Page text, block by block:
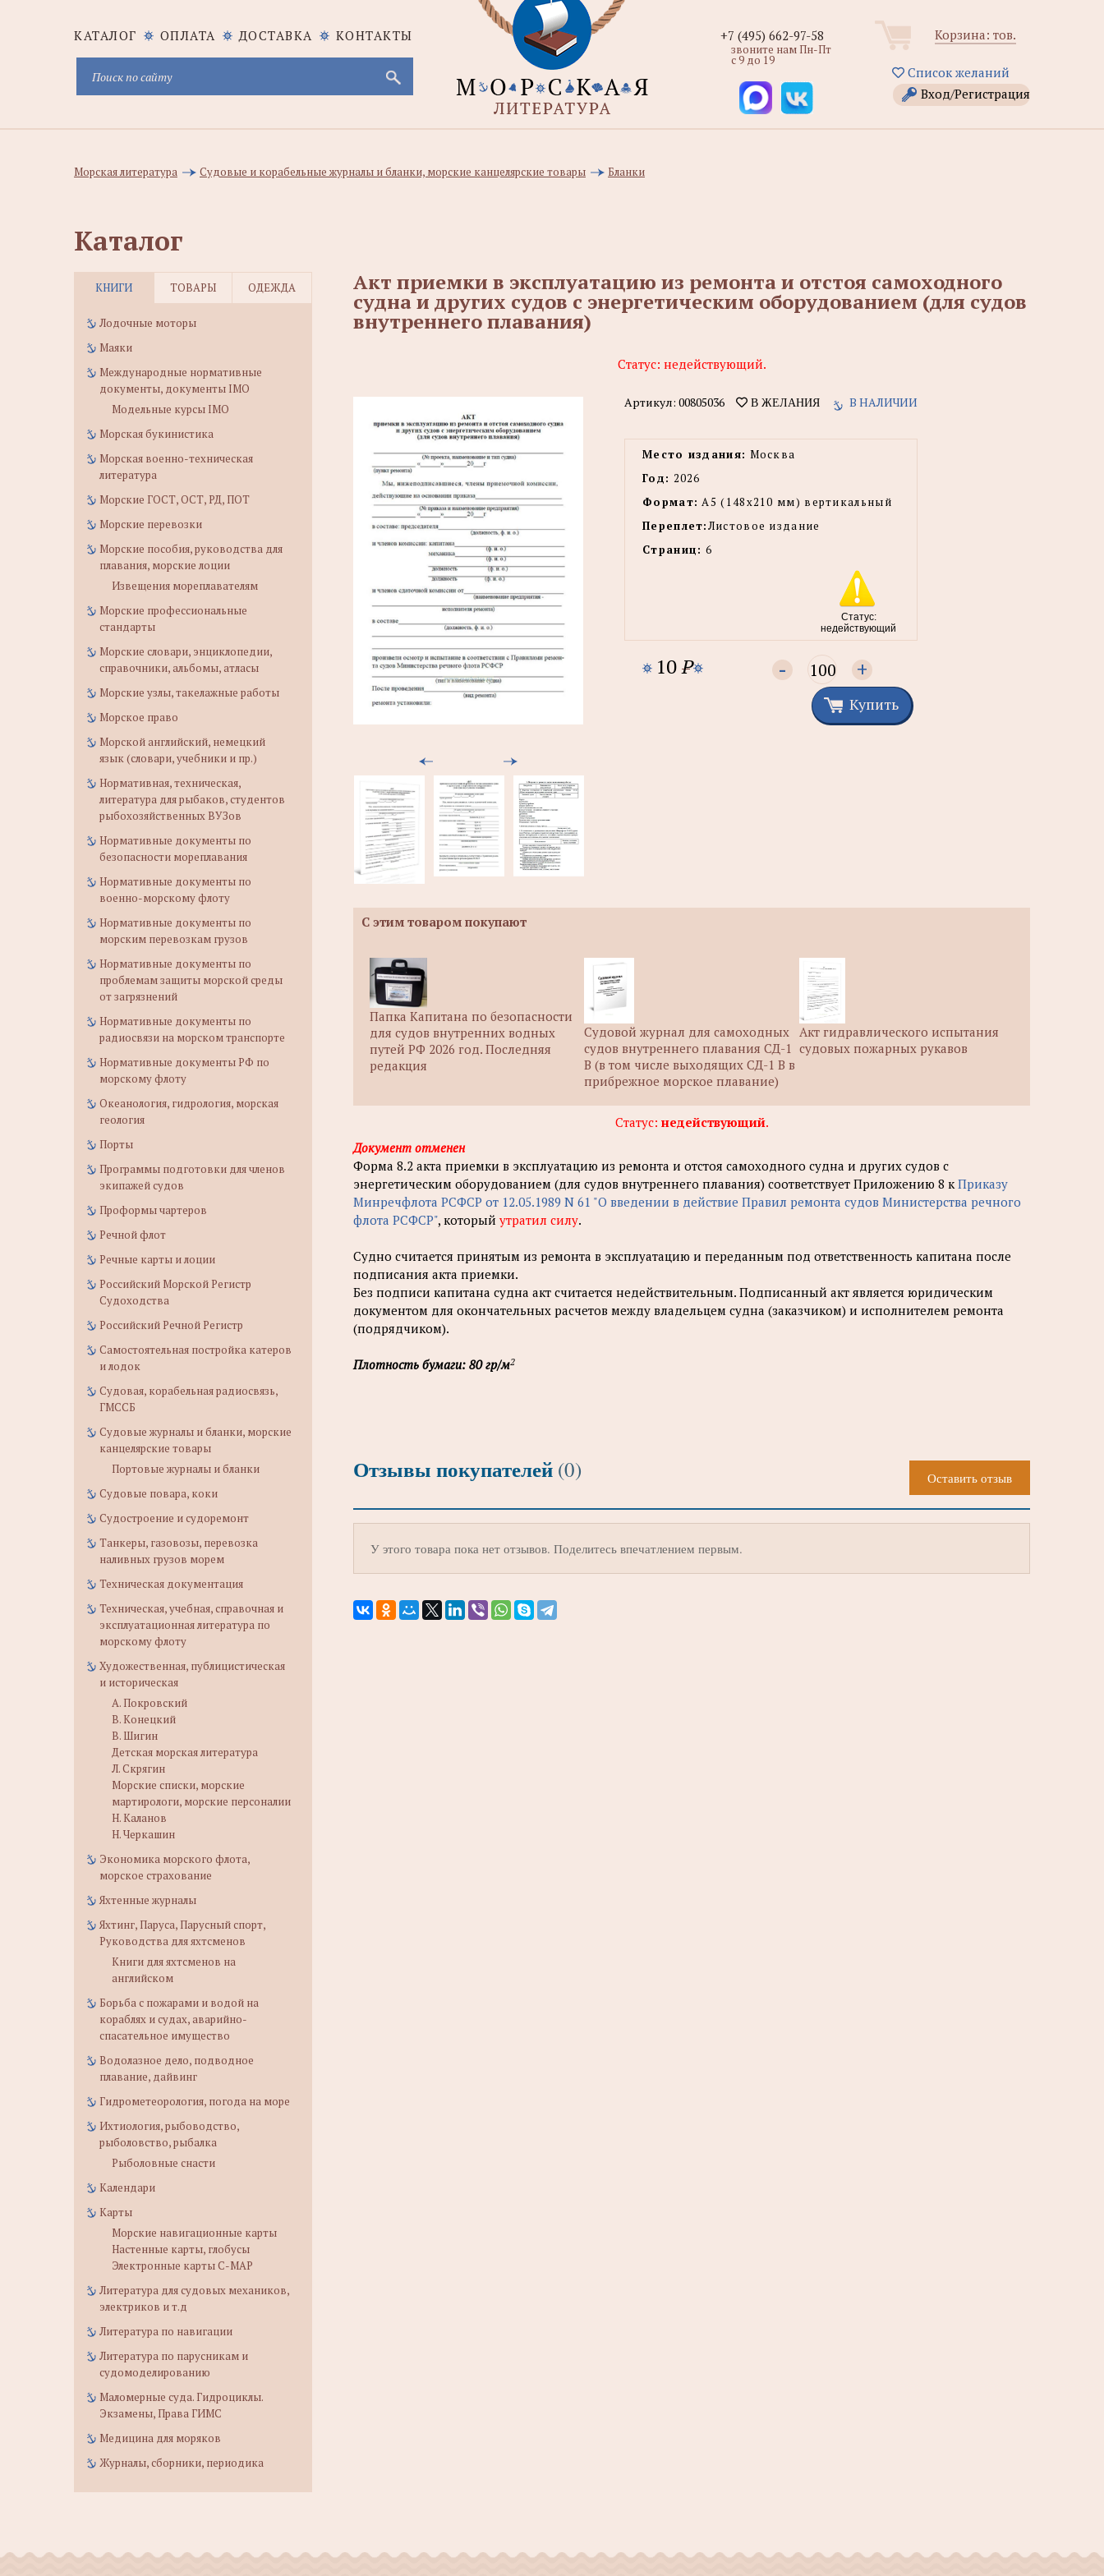
КАТАЛОГ ОПЛАТА ДОСТАВКА КОНТАКТЫ Корзина: тов.
Список желаний
Вход/Регистрация
+7 (495) 662-97-58
звоните нам Пн-Пт
с 9 до 19
Морская литература Судовые и корабельные журналы и бланки, морские канцелярские товары Бланки
Каталог
КНИГИ ТОВАРЫ ОДЕЖДА
Лодочные моторы
Маяки
Международные нормативные
документы, документы IMO
Модельные курсы IMO
Морская букинистика
Морская военно-техническая
литература
Морские ГОСТ, ОСТ, РД, ПОТ
Морские перевозки
Морские пособия, руководства для
плавания, морские лоции
Извещения мореплавателям
Морские профессиональные
стандарты
Морские словари, энциклопедии,
справочники, альбомы, атласы
Морские узлы, такелажные работы
Морское право
Морской английский, немецкий
язык (словари, учебники и пр.)
Нормативная, техническая,
литература для рыбаков, студентов
рыбохозяйственных ВУЗов
Нормативные документы по
безопасности мореплавания
Нормативные документы по
военно-морскому флоту
Нормативные документы по
морским перевозкам грузов
Нормативные документы по
проблемам защиты морской среды
от загрязнений
Нормативные документы по
радиосвязи на морском транспорте
Нормативные документы РФ по
морскому флоту
Океанология, гидрология, морская
геология
Порты
Программы подготовки для членов
экипажей судов
Проформы чартеров
Речной флот
Речные карты и лоции
Российский Морской Регистр
Судоходства
Российский Речной Регистр
Самостоятельная постройка катеров
и лодок
Судовая, корабельная радиосвязь,
ГМССБ
Судовые журналы и бланки, морские
канцелярские товары
Портовые журналы и бланки
Судовые повара, коки
Судостроение и судоремонт
Танкеры, газовозы, перевозка
наливных грузов морем
Техническая документация
Техническая, учебная, справочная и
эксплуатационная литература по
морскому флоту
Художественная, публицистическая
и историческая
А. Покровский
В. Конецкий
В. Шигин
Детская морская литература
Л. Скрягин
Морские списки, морские
мартирологи, морские персоналии
Н. Каланов
Н. Черкашин
Экономика морского флота,
морское страхование
Яхтенные журналы
Яхтинг, Паруса, Парусный спорт,
Руководства для яхтсменов
Книги для яхтсменов на
английском
Борьба с пожарами и водой на
кораблях и судах, аварийно-
спасательное имущество
Водолазное дело, подводное
плавание, дайвинг
Гидрометеорология, погода на море
Ихтиология, рыбоводство,
рыболовство, рыбалка
Рыболовные снасти
Календари
Карты
Морские навигационные карты
Настенные карты, глобусы
Электронные карты C-MAP
Литература для судовых механиков,
электриков и т.д
Литература по навигации
Литература по парусникам и
судомоделированию
Маломерные суда. Гидроциклы.
Экзамены, Права ГИМС
Медицина для моряков
Журналы, сборники, периодика
Акт приемки в эксплуатацию из ремонта и отстоя самоходного
судна и других судов с энергетическим оборудованием (для судов
внутреннего плавания)
Статус: недействующий.
Артикул: 00805036 В ЖЕЛАНИЯ В НАЛИЧИИ
Место издания: Москва
Год: 2026
Формат: А5 (148x210 мм) вертикальный
Переплет:Листовое издание
Страниц: 6
Статус:
недействующий
10P - +
Купить
С этим товаром покупают
Папка Капитана по безопасности
для судов внутренних водных
путей РФ 2026 год. Последняя
редакция
Судовой журнал для самоходных
судов внутреннего плавания СД-1
В (в том числе выходящих СД-1 В в
прибрежное морское плавание)
Акт гидравлического испытания
судовых пожарных рукавов
Статус: недействующий.
Документ отменен
Форма 8.2 акта приемки в эксплуатацию из ремонта и отстоя самоходного судна и других судов с
энергетическим оборудованием (для судов внутреннего плавания) соответствует Приложению 8 кПриказу
Минречфлота РСФСР от 12.05.1989 N 61 "О введении в действие Правил ремонта судов Министерства речного
флота РСФСР", который утратил силу.
Судно считается принятым из ремонта в эксплуатацию и переданным под ответственность капитана после
подписания акта приемки.
Без подписи капитана судна акт считается недействительным. Подписанный акт является юридическим
документом для окончательных расчетов между владельцем судна (заказчиком) и исполнителем ремонта
(подрядчиком).
Плотность бумаги: 80 гр/м2
Отзывы покупателей (0) Оставить отзыв
У этого товара пока нет отзывов. Поделитесь впечатлением первым.